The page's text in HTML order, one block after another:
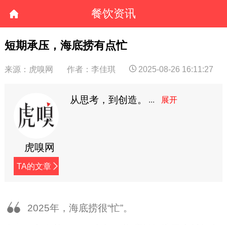
餐饮资讯
短期承压，海底捞有点忙
来源：虎嗅网 作者：李佳琪 2025-08-26 16:11:27
虎嗅网
TA的文章
从思考，到创造。
2025年，海底捞很“忙”。